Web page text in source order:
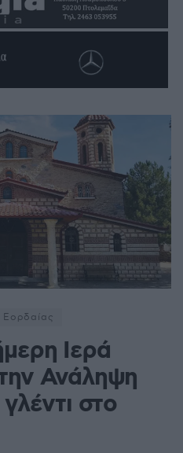
Ιερά
Ανάληψη
στο